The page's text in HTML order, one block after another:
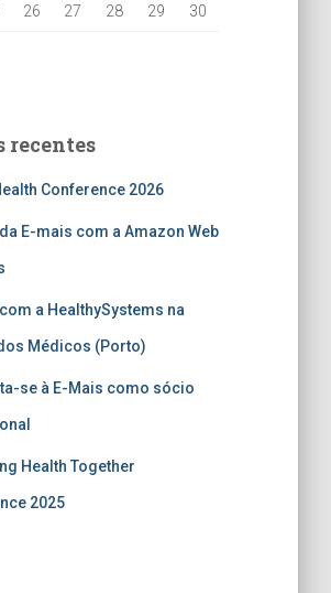
26 27 28 29 30
recentes
Conference 2026
E-mais com a Amazon Web
a HealthySystems na
Médicos (Porto)
se à E-Mais como sócio
Health Together
2025